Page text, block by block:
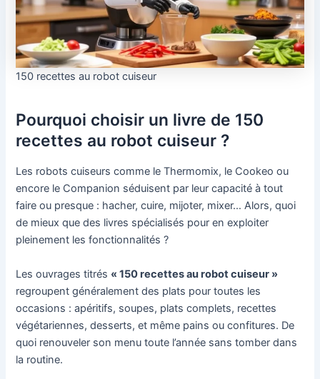
150 recettes au robot cuiseur
Pourquoi choisir un livre de 150
recettes au robot cuiseur ?
Les robots cuiseurs comme le Thermomix, le Cookeo ou
encore le Companion séduisent par leur capacité à tout
faire ou presque : hacher, cuire, mijoter, mixer… Alors, quoi
de mieux que des livres spécialisés pour en exploiter
pleinement les fonctionnalités ?
Les ouvrages titrés « 150 recettes au robot cuiseur »
regroupent généralement des plats pour toutes les
occasions : apéritifs, soupes, plats complets, recettes
végétariennes, desserts, et même pains ou confitures. De
quoi renouveler son menu toute l’année sans tomber dans
la routine.